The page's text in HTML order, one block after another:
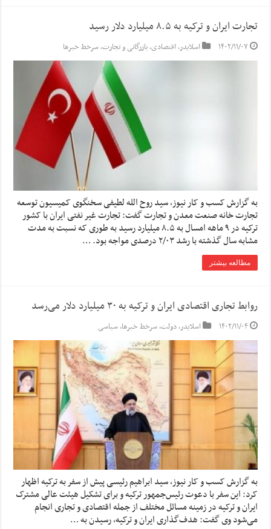
تجارت ایران و ترکیه به ۸.۵ میلیارد دلار رسید
۱۴۰۲/۱۱/۰۷ اسلایدر,اقتصادی,بازرگانی و تجارت,سرخط خبرها
به گزارش کسب و کار نیوز، سید روح الله لطیفی سخنگوی کمیسیون توسعه
تجارت خانه صنعت معدن و تجارت گفت: تجارت غیر نفتی ایران با کشور
ترکیه در ۹ ماهه امسال به ۸.۵ میلیارد رسید به طوری که نسبت به مدت
مشابه سال گذشته با رشد ۲/۰۳ درصدی مواجه بود. …
مطالعه بیشتر
روابط تجاری اقتصادی ایران و ترکیه به ٣٠ میلیارد دلار می‌رسد
۱۴۰۲/۱۱/۰۴ اسلایدر,دولت,سرخط خبرها,سیاسی
به گزارش کسب و کار نیوز، سید ابراهیم رئیسی پیش از سفر به ترکیه اظهار
کرد: این سفر با دعوت رئیس‌جمهور ترکیه و برای تشکیل هیئت عالی مشترک
ایران و ترکیه در زمینه مسائل مختلف از جمله اقتصادی و تجاری انجام
می‌شود وی گفت: هدف‌‎گذاری ایران و ترکیه،‌ رسیدن به …